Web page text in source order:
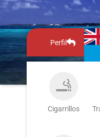
Perfil
Cigarrillos